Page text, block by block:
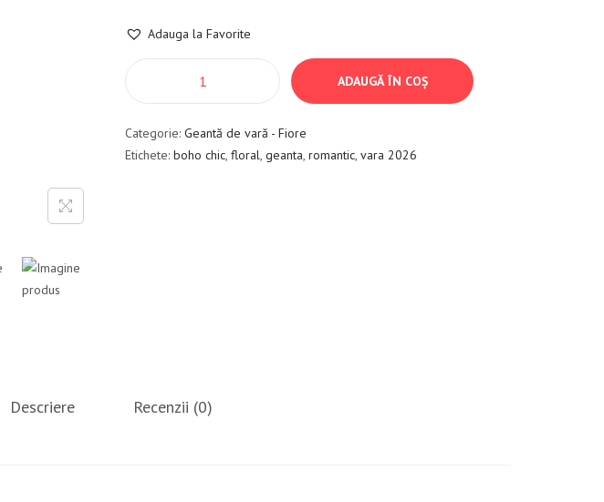
Adauga la Favorite
ADAUGĂ ÎN COȘ
Categorie: Geantă de vară - Fiore
Etichete: boho chic, floral, geanta, romantic, vara 2026
Descriere Recenzii (0)